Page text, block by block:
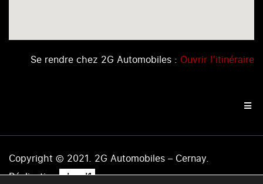
Se rendre chez 2G Automobiles : Ouvrir l’itinéraire
Copyright © 2021. 2G Automobiles – Cernay.
Réalisation .level1